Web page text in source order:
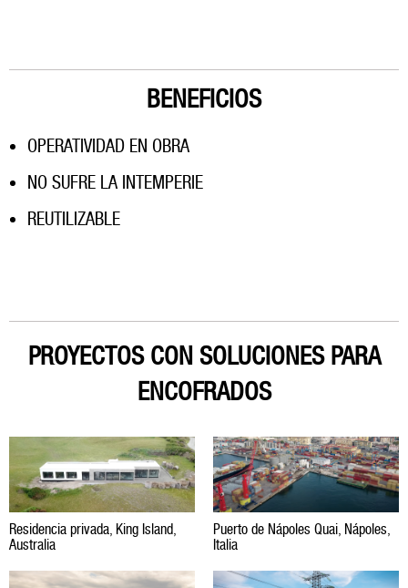
BENEFICIOS
OPERATIVIDAD EN OBRA
NO SUFRE LA INTEMPERIE
REUTILIZABLE
PROYECTOS CON SOLUCIONES PARA
ENCOFRADOS
Residencia privada, King Island,
Australia
Puerto de Nápoles Quai, Nápoles,
Italia